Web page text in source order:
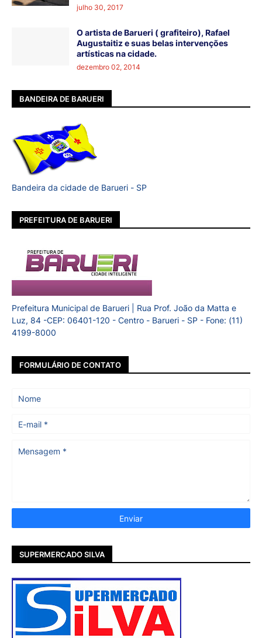
julho 30, 2017
O artista de Barueri ( grafiteiro), Rafael
Augustaitiz e suas belas intervenções
artísticas na cidade.
dezembro 02, 2014
BANDEIRA DE BARUERI
Bandeira da cidade de Barueri - SP
PREFEITURA DE BARUERI
Prefeitura Municipal de Barueri | Rua Prof. João da Matta e
Luz, 84 -CEP: 06401-120 - Centro - Barueri - SP - Fone: (11)
4199-8000
FORMULÁRIO DE CONTATO
SUPERMERCADO SILVA